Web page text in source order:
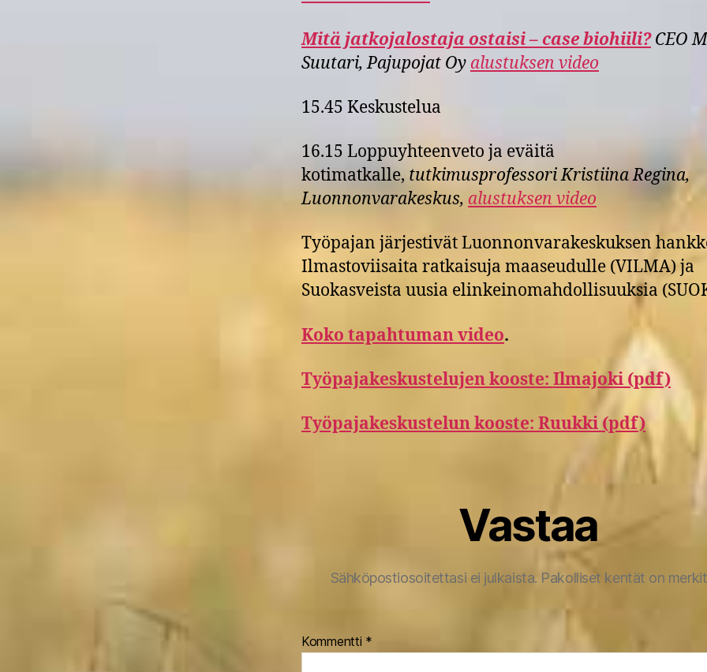
Mitä jatkojalostaja ostaisi – case biohiili? CEO
Suutari, Pajupojat Oy alustuksen video
15.45 Keskustelua
16.15 Loppuyhteenveto ja eväitä
kotimatkalle, tutkimusprofessori Kristiina Regina,
Luonnonvarakeskus, alustuksen video
Työpajan järjestivät Luonnonvarakeskuksen
Ilmastoviisaita ratkaisuja maaseudulle (VILMA) ja
Suokasveista uusia elinkeinomahdollisuuksia
Koko tapahtuman video.
Työpajakeskustelujen kooste: Ilmajoki (pdf)
Työpajakeskustelun kooste: Ruukki (pdf)
Vastaa
Sähköpostiosoitettasi ei julkaista. Pakolliset kentät on
Kommentti *